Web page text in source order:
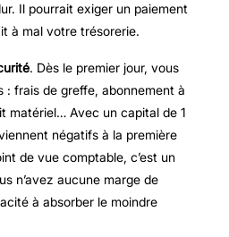
Il pourrait exiger un paiement
à mal votre trésorerie.
. Dès le premier jour, vous
: frais de greffe, abonnement à
matériel… Avec un capital de 1
négatifs à la première
de vue comptable, c’est un
n’avez aucune marge de
à absorber le moindre